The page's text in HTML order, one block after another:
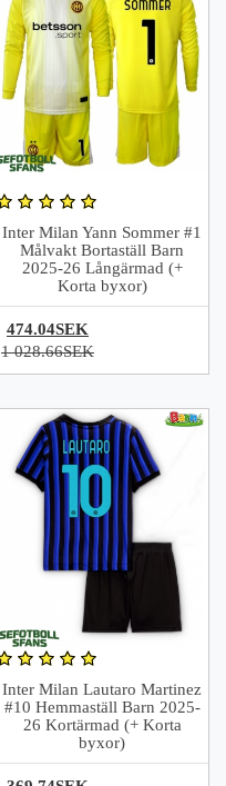
Inter Milan Yann Sommer #1
Målvakt Bortaställ Barn
2025-26 Långärmad (+
Korta byxor)
474.04SEK
1 028.66SEK
Inter Milan Lautaro Martinez
#10 Hemmaställ Barn 2025-
26 Kortärmad (+ Korta
byxor)